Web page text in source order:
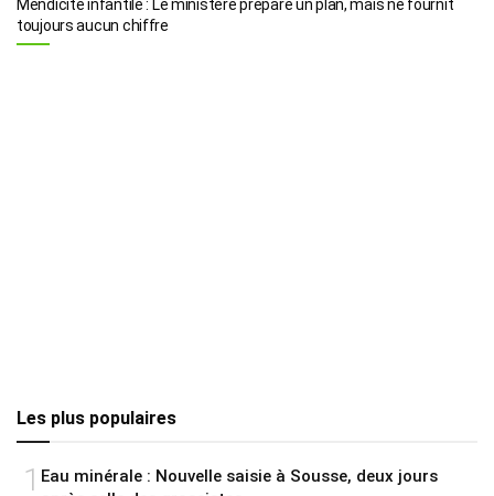
Mendicité infantile : Le ministère prépare un plan, mais ne fournit
toujours aucun chiffre
Les plus populaires
1 Eau minérale : Nouvelle saisie à Sousse, deux jours